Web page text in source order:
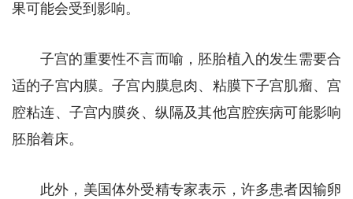
果可能会受到影响。
子宫的重要性不言而喻，胚胎植入的发生需要合
适的子宫内膜。子宫内膜息肉、粘膜下子宫肌瘤、宫
腔粘连、子宫内膜炎、纵隔及其他宫腔疾病可能影响
胚胎着床。
此外，美国体外受精专家表示，许多患者因输卵